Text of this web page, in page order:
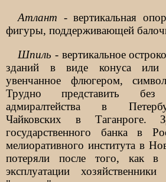
Атлант - вертикальная
фигуры, поддерживающей
Шпиль - вертикальное
зданий в виде конуса или
увенчанное флюгером,
Трудно представить
адмиралтейства в
Чайковских в
государственного банка в
мелиоративного института в
потеряли после того, как в
эксплуатации